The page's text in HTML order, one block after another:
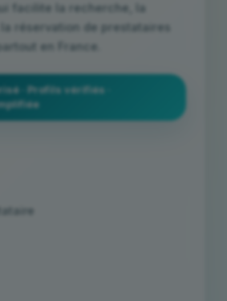
facilite la recherche, la
la réservation de prestataires
en France.
· Profils vérifiés ·